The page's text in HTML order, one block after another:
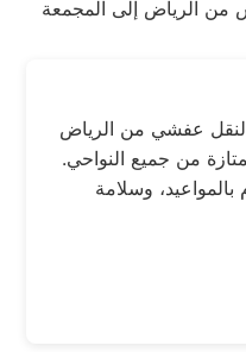
لنقل عفشي من الرياض
من جميع النواحي.
وسلامة